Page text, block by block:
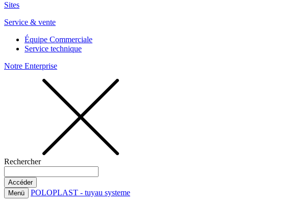
Sites
Service & vente
Équipe Commerciale
Service technique
Notre Enterprise
Rechercher
Menü POLOPLAST - tuyau systeme